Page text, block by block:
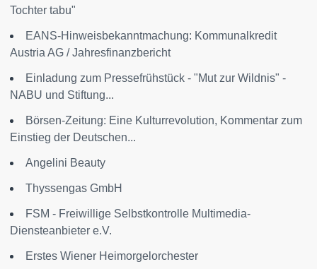
Tochter tabu"
EANS-Hinweisbekanntmachung: Kommunalkredit
Austria AG / Jahresfinanzbericht
Einladung zum Pressefrühstück - "Mut zur Wildnis" -
NABU und Stiftung...
Börsen-Zeitung: Eine Kulturrevolution, Kommentar zum
Einstieg der Deutschen...
Angelini Beauty
Thyssengas GmbH
FSM - Freiwillige Selbstkontrolle Multimedia-
Diensteanbieter e.V.
Erstes Wiener Heimorgelorchester